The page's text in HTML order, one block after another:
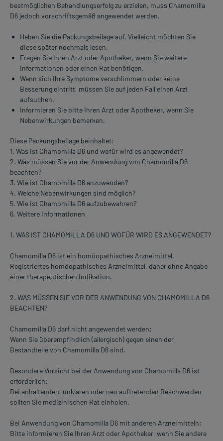
bestmöglichen Behandlungserfolg zu erzielen, muss Chamomilla
D6 jedoch vorschriftsgemäß angewendet werden.
Heben Sie die Packungsbeilage auf. Vielleicht möchten Sie
diese später nochmals lesen.
Fragen Sie Ihren Arzt oder Apotheker, wenn Sie weitere
Informationen oder einen Rat benötigen.
Wenn sich Ihre Symptome verschlimmern oder keine
Besserung eintritt, müssen Sie auf jeden Fall einen Arzt
aufsuchen.
Informieren Sie bitte Ihren Arzt oder Apotheker, wenn Sie
Nebenwirkungen bemerken.
Diese Packungsbeilage beinhaltet:
1. Was ist Chamomilla D6 und wofür wird es angewendet?
2. Was müssen Sie vor der Anwendung von Chamomilla D6
beachten?
3. Wie ist Chamomilla D6 anzuwenden?
4. Welche Nebenwirkungen sind möglich?
5. Wie ist Chamomilla D6 aufzubewahren?
6. Weitere Informationen
1. WAS IST CHAMOMILLA D6 UND WOFÜR WIRD ES ANGEWENDET?
Chamomilla D6 ist ein homöopathisches Arzneimittel.
Registriertes homöopathisches Arzneimittel, daher ohne Angabe
einer therapeutischen Indikation.
2. WAS MÜSSEN SIE VOR DER ANWENDUNG VON CHAMOMILLA D6
BEACHTEN?
Chamomilla D6 darf nicht angewendet werden:
Wenn Sie überempfindlich (allergisch) gegen einen der
Bestandteile von Chamomilla D6 sind.
Besondere Vorsicht bei der Anwendung von Chamomilla D6 ist
erforderlich:
Bei anhaltenden, unklaren oder neu auftretenden Beschwerden
sollten Sie medizinischen Rat einholen.
Bei Anwendung von Chamomilla D6 mit anderen Arzneimitteln:
Bitte informieren Sie Ihren Arzt oder Apotheker, wenn Sie andere